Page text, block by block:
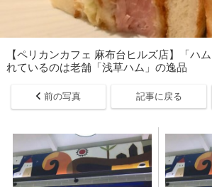
【ペリカンカフェ 麻布台ヒルズ店】「ハ
れているのは老舗「浅草ハム」の逸品
前の写真 記事に戻る